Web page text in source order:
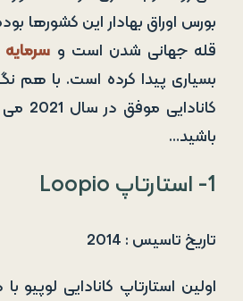
بورس اوراق بهادار این کشورها
قله جهانی شدن است و سرمایه
باشید…
1- استارتاپ Loopio
تاریخ تاسیس : 2014